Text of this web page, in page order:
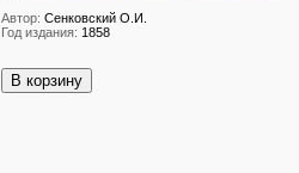
Автор: Сенковский О.И.
Год издания: 1858
В корзину